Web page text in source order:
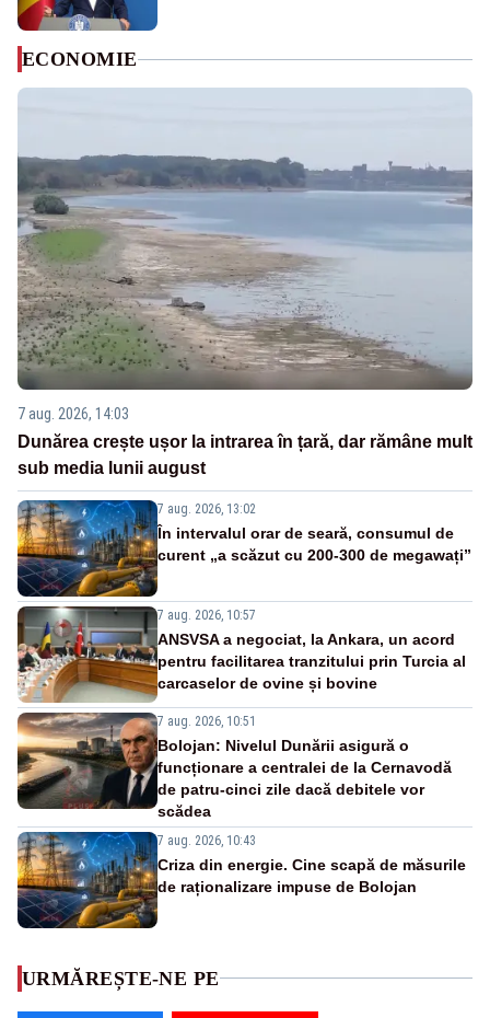
ECONOMIE
7 aug. 2026, 14:03
Dunărea crește ușor la intrarea în țară, dar rămâne mult
sub media lunii august
7 aug. 2026, 13:02
În intervalul orar de seară, consumul de
curent „a scăzut cu 200-300 de megawați”
7 aug. 2026, 10:57
ANSVSA a negociat, la Ankara, un acord
pentru facilitarea tranzitului prin Turcia al
carcaselor de ovine și bovine
7 aug. 2026, 10:51
Bolojan: Nivelul Dunării asigură o
funcționare a centralei de la Cernavodă
de patru-cinci zile dacă debitele vor
scădea
7 aug. 2026, 10:43
Criza din energie. Cine scapă de măsurile
de raționalizare impuse de Bolojan
URMĂREȘTE-NE PE